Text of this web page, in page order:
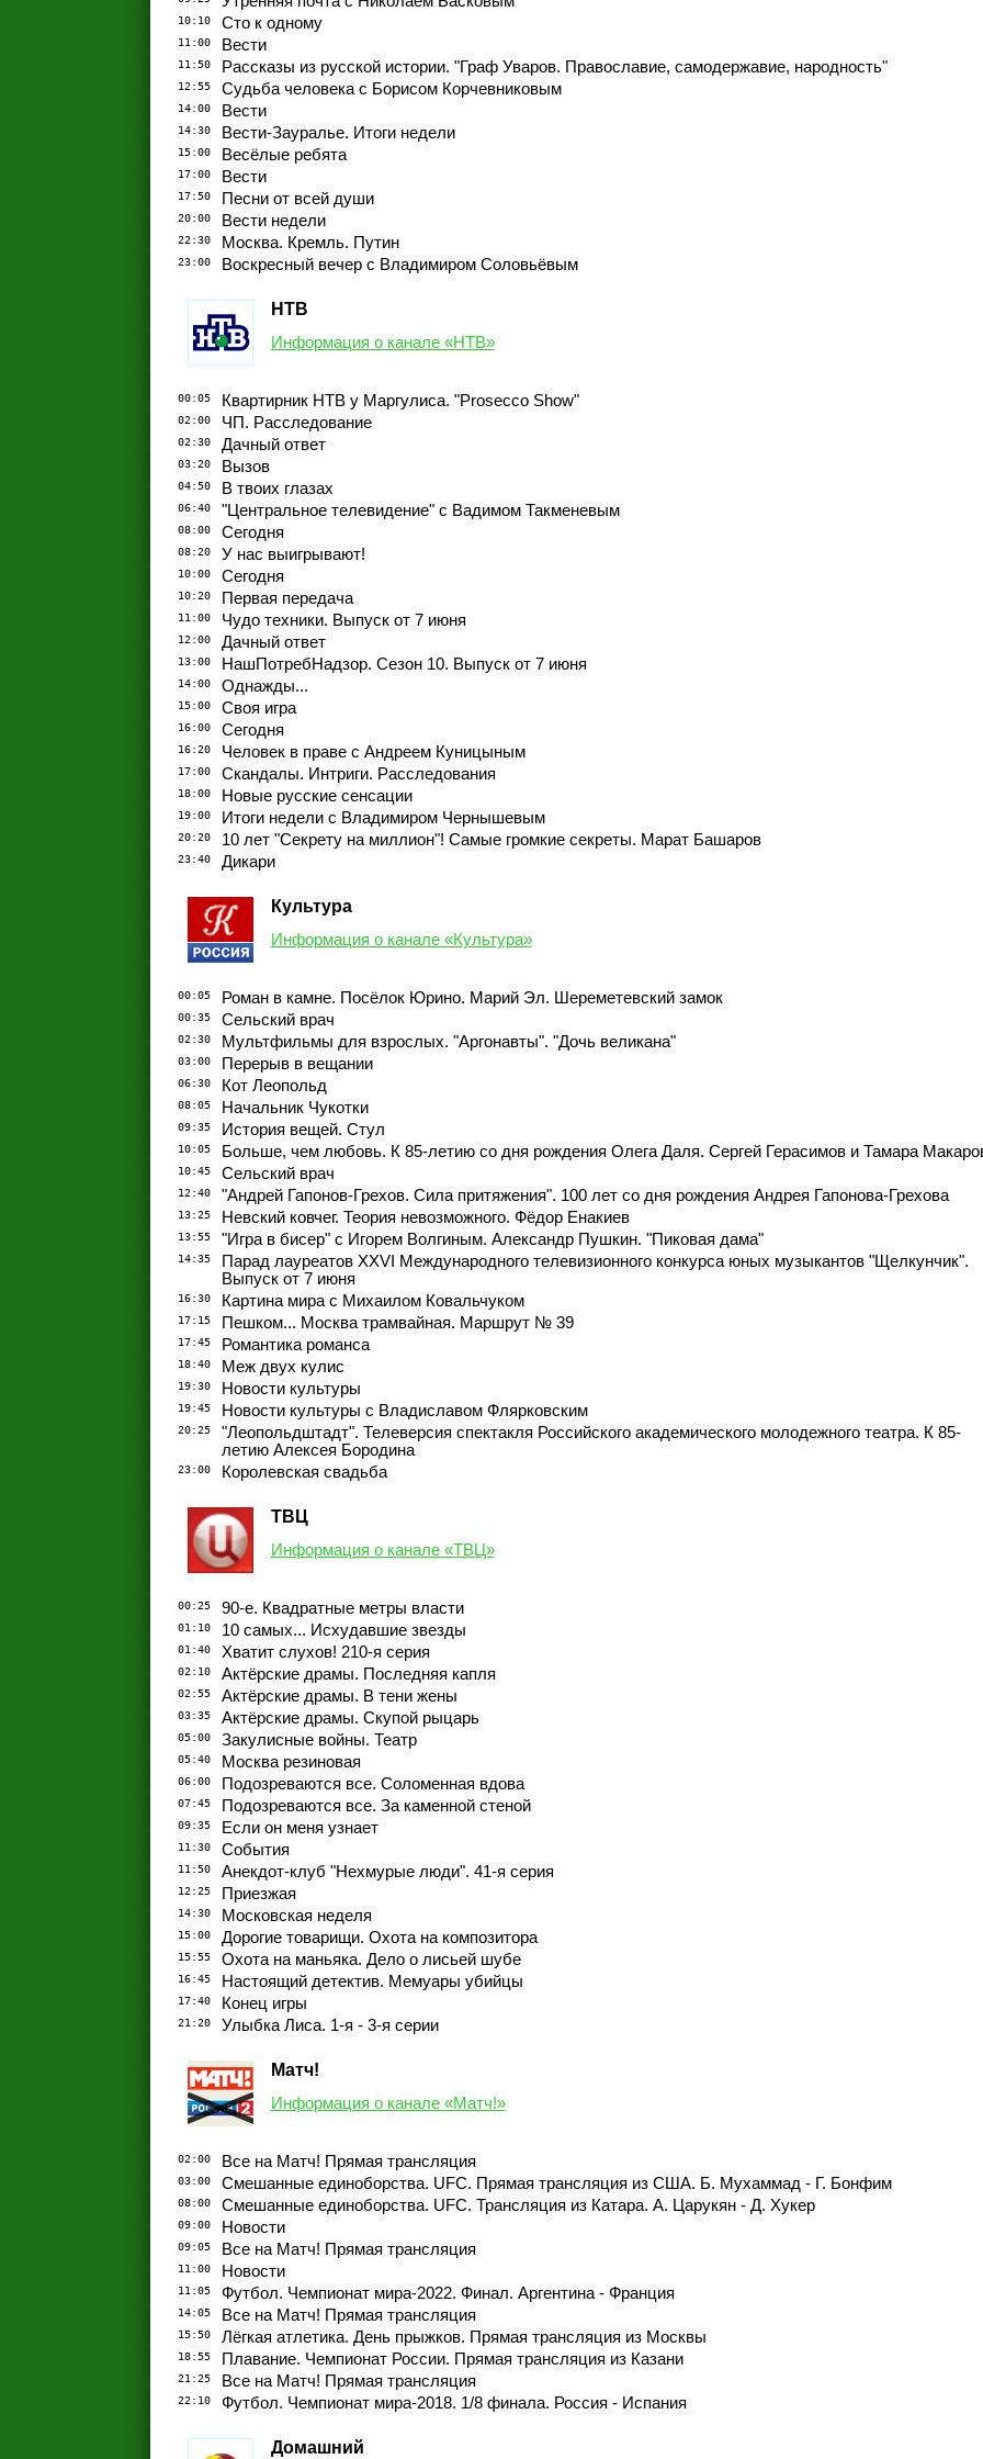
10:10 Сто к одному
11:00 Вести
11:50 Рассказы из русской истории. "Граф Уваров. Православие, самодержавие, народность"
12:55 Судьба человека с Борисом Корчевниковым
14:00 Вести
14:30 Вести-Зауралье. Итоги недели
15:00 Весёлые ребята
17:00 Вести
17:50 Песни от всей души
20:00 Вести недели
22:30 Москва. Кремль. Путин
23:00 Воскресный вечер с Владимиром Соловьёвым
НТВ
Информация о канале «НТВ»
00:05 Квартирник НТВ у Маргулиса. "Prosecco Show"
02:00 ЧП. Расследование
02:30 Дачный ответ
03:20 Вызов
04:50 В твоих глазах
06:40 "Центральное телевидение" с Вадимом Такменевым
08:00 Сегодня
08:20 У нас выигрывают!
10:00 Сегодня
10:20 Первая передача
11:00 Чудо техники. Выпуск от 7 июня
12:00 Дачный ответ
13:00 НашПотребНадзор. Сезон 10. Выпуск от 7 июня
14:00 Однажды...
15:00 Своя игра
16:00 Сегодня
16:20 Человек в праве с Андреем Куницыным
17:00 Скандалы. Интриги. Расследования
18:00 Новые русские сенсации
19:00 Итоги недели с Владимиром Чернышевым
20:20 10 лет "Секрету на миллион"! Самые громкие секреты. Марат Башаров
23:40 Дикари
Культура
Информация о канале «Культура»
00:05 Роман в камне. Посёлок Юрино. Марий Эл. Шереметевский замок
00:35 Сельский врач
02:30 Мультфильмы для взрослых. "Аргонавты". "Дочь великана"
03:00 Перерыв в вещании
06:30 Кот Леопольд
08:05 Начальник Чукотки
09:35 История вещей. Стул
10:05 Больше, чем любовь. К 85-летию со дня рождения Олега Даля. Сергей Герасимов и Тамара
10:45 Сельский врач
12:40 "Андрей Гапонов-Грехов. Сила притяжения". 100 лет со дня рождения Андрея Гапонова-Грехова
13:25 Невский ковчег. Теория невозможного. Фёдор Енакиев
13:55 "Игра в бисер" с Игорем Волгиным. Александр Пушкин. "Пиковая дама"
14:35
Парад лауреатов XXVI Международного телевизионного конкурса юных музыкантов "Щелкунчик".
Выпуск от 7 июня
16:30 Картина мира с Михаилом Ковальчуком
17:15 Пешком... Москва трамвайная. Маршрут № 39
17:45 Романтика романса
18:40 Меж двух кулис
19:30 Новости культуры
19:45 Новости культуры с Владиславом Флярковским
20:25
"Леопольдштадт". Телеверсия спектакля Российского академического молодежного театра. К 85-
летию Алексея Бородина
23:00 Королевская свадьба
ТВЦ
Информация о канале «ТВЦ»
00:25 90-е. Квадратные метры власти
01:10 10 самых... Исхудавшие звезды
01:40 Хватит слухов! 210-я серия
02:10 Актёрские драмы. Последняя капля
02:55 Актёрские драмы. В тени жены
03:35 Актёрские драмы. Скупой рыцарь
05:00 Закулисные войны. Театр
05:40 Москва резиновая
06:00 Подозреваются все. Соломенная вдова
07:45 Подозреваются все. За каменной стеной
09:35 Если он меня узнает
11:30 События
11:50 Анекдот-клуб "Нехмурые люди". 41-я серия
12:25 Приезжая
14:30 Московская неделя
15:00 Дорогие товарищи. Охота на композитора
15:55 Охота на маньяка. Дело о лисьей шубе
16:45 Настоящий детектив. Мемуары убийцы
17:40 Конец игры
21:20 Улыбка Лиса. 1-я - 3-я серии
Матч!
Информация о канале «Матч!»
02:00 Все на Матч! Прямая трансляция
03:00 Смешанные единоборства. UFC. Прямая трансляция из США. Б. Мухаммад - Г. Бонфим
08:00 Смешанные единоборства. UFC. Трансляция из Катара. А. Царукян - Д. Хукер
09:00 Новости
09:05 Все на Матч! Прямая трансляция
11:00 Новости
11:05 Футбол. Чемпионат мира-2022. Финал. Аргентина - Франция
14:05 Все на Матч! Прямая трансляция
15:50 Лёгкая атлетика. День прыжков. Прямая трансляция из Москвы
18:55 Плавание. Чемпионат России. Прямая трансляция из Казани
21:25 Все на Матч! Прямая трансляция
22:10 Футбол. Чемпионат мира-2018. 1/8 финала. Россия - Испания
Домашний